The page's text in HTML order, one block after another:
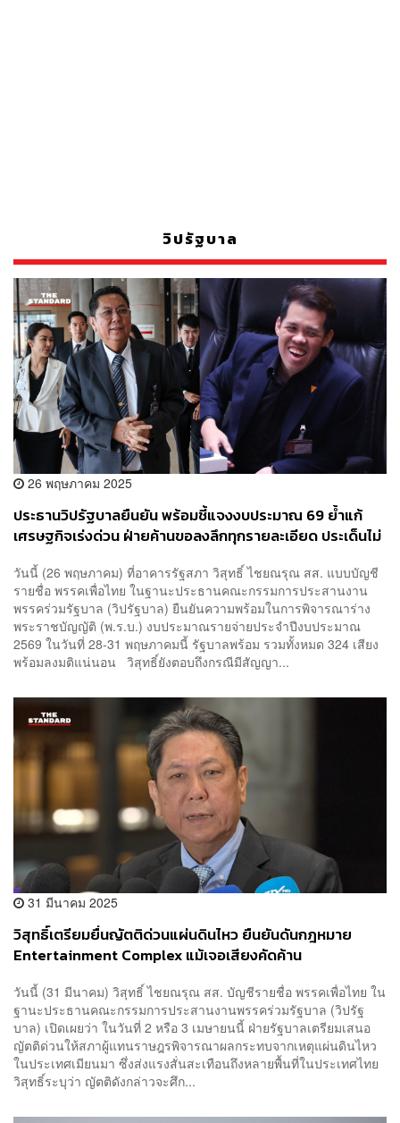
วิปรัฐบาล
26 พฤษภาคม 2025
ประธานวิปรัฐบาลยืนยัน พร้อมชี้แจงงบประมาณ 69 ย้ำแก้
เศรษฐกิจเร่งด่วน ฝ่ายค้านขอลงลึกทุกรายละเอียด ประเด็นไม่
วันนี้ (26 พฤษภาคม) ที่อาคารรัฐสภา วิสุทธิ์ ไชยณรุณ สส. แบบบัญชี
รายชื่อ พรรคเพื่อไทย ในฐานะประธานคณะกรรมการประสานงาน
พรรคร่วมรัฐบาล (วิปรัฐบาล) ยืนยันความพร้อมในการพิจารณาร่าง
พระราชบัญญัติ (พ.ร.บ.) งบประมาณรายจ่ายประจำปีงบประมาณ
2569 ในวันที่ 28-31 พฤษภาคมนี้ รัฐบาลพร้อม รวมทั้งหมด 324 เสียง
พร้อมลงมติแน่นอน วิสุทธิ์ยังตอบถึงกรณีมีสัญญา...
31 มีนาคม 2025
วิสุทธิ์เตรียมยื่นญัตติด่วนแผ่นดินไหว ยืนยันดันกฎหมาย
Entertainment Complex แม้เจอเสียงคัดค้าน
วันนี้ (31 มีนาคม) วิสุทธิ์ ไชยณรุณ สส. บัญชีรายชื่อ พรรคเพื่อไทย ใน
ฐานะประธานคณะกรรมการประสานงานพรรคร่วมรัฐบาล (วิปรัฐ
บาล) เปิดเผยว่า ในวันที่ 2 หรือ 3 เมษายนนี้ ฝ่ายรัฐบาลเตรียมเสนอ
ญัตติด่วนให้สภาผู้แทนราษฎรพิจารณาผลกระทบจากเหตุแผ่นดินไหว
ในประเทศเมียนมา ซึ่งส่งแรงสั่นสะเทือนถึงหลายพื้นที่ในประเทศไทย
วิสุทธิ์ระบุว่า ญัตติดังกล่าวจะศึก...